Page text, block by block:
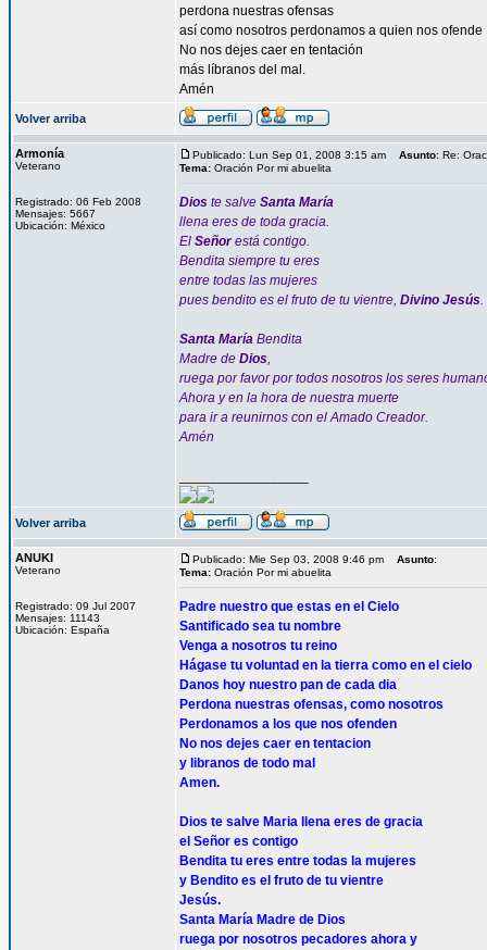
perdona nuestras ofensas
así como nosotros perdonamos a quien nos ofende
No nos dejes caer en tentación
más líbranos del mal.
Amén
Volver arriba
Armonía
Veterano
Registrado: 06 Feb 2008
Mensajes: 5667
Ubicación: México
Publicado: Lun Sep 01, 2008 3:15 am Asunto: Re:
Tema: Oración Por mi abuelita
Dios te salve Santa María
llena eres de toda gracia.
El Señorestá contigo.
Bendita siempre tu eres
entre todas las mujeres
pues bendito es el fruto de tu vientre, Divino Jesús.
Santa María Bendita
Madre de Dios,
ruega por favor por todos nosotros los seres
Ahora y en la hora de nuestra muerte
para ir a reunirnos con el Amado Creador.
Amén
Volver arriba
ANUKI
Veterano
Registrado: 09 Jul 2007
Mensajes: 11143
Ubicación: España
Publicado: Mie Sep 03, 2008 9:46 pm Asunto:
Tema: Oración Por mi abuelita
Padre nuestro que estas en el Cielo
Santificado sea tu nombre
Venga a nosotros tu reino
Hágase tu voluntad en la tierra como en el cielo
Danos hoy nuestro pan de cada dia
Perdona nuestras ofensas, como nosotros
Perdonamos a los que nos ofenden
No nos dejes caer en tentacion
y libranos de todo mal
Amen.
Dios te salve Maria llena eres de gracia
el Señor es contigo
Bendita tu eres entre todas la mujeres
y Bendito es el fruto de tu vientre
Jesús.
Santa María Madre de Dios
ruega por nosotros pecadores ahora y